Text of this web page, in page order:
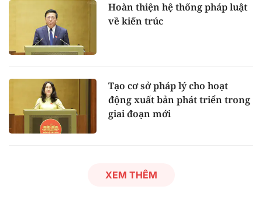
Hoàn thiện hệ thống pháp luật
về kiến trúc
Tạo cơ sở pháp lý cho hoạt
động xuất bản phát triển trong
giai đoạn mới
XEM THÊM